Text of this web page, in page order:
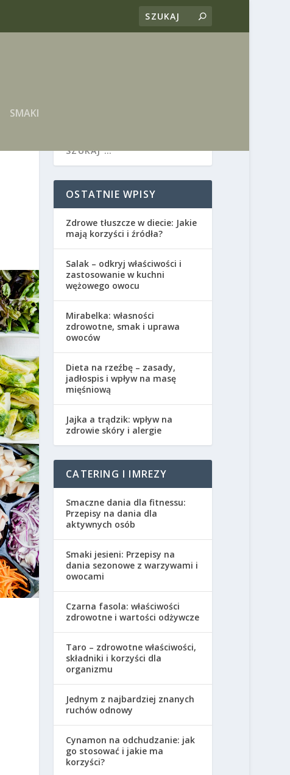
SMAKI
OSTATNIE WPISY
Zdrowe tłuszcze w diecie: Jakie
mają korzyści i źródła?
Salak – odkryj właściwości i
zastosowanie w kuchni
wężowego owocu
Mirabelka: własności
zdrowotne, smak i uprawa
owoców
Dieta na rzeźbę – zasady,
jadłospis i wpływ na masę
mięśniową
Jajka a trądzik: wpływ na
zdrowie skóry i alergie
CATERING I IMREZY
Smaczne dania dla fitnessu:
Przepisy na dania dla
aktywnych osób
Smaki jesieni: Przepisy na
dania sezonowe z warzywami i
owocami
Czarna fasola: właściwości
zdrowotne i wartości odżywcze
Taro – zdrowotne właściwości,
składniki i korzyści dla
organizmu
Jednym z najbardziej znanych
ruchów odnowy
Cynamon na odchudzanie: jak
go stosować i jakie ma
korzyści?